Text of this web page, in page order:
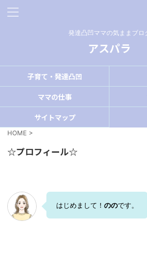
発達凸凹ママの気ままブロ
アスパラ
子育て・発達凸凹
ママの仕事
サイトマップ
HOME >
☆プロフィール☆
はじめまして！ ののです。